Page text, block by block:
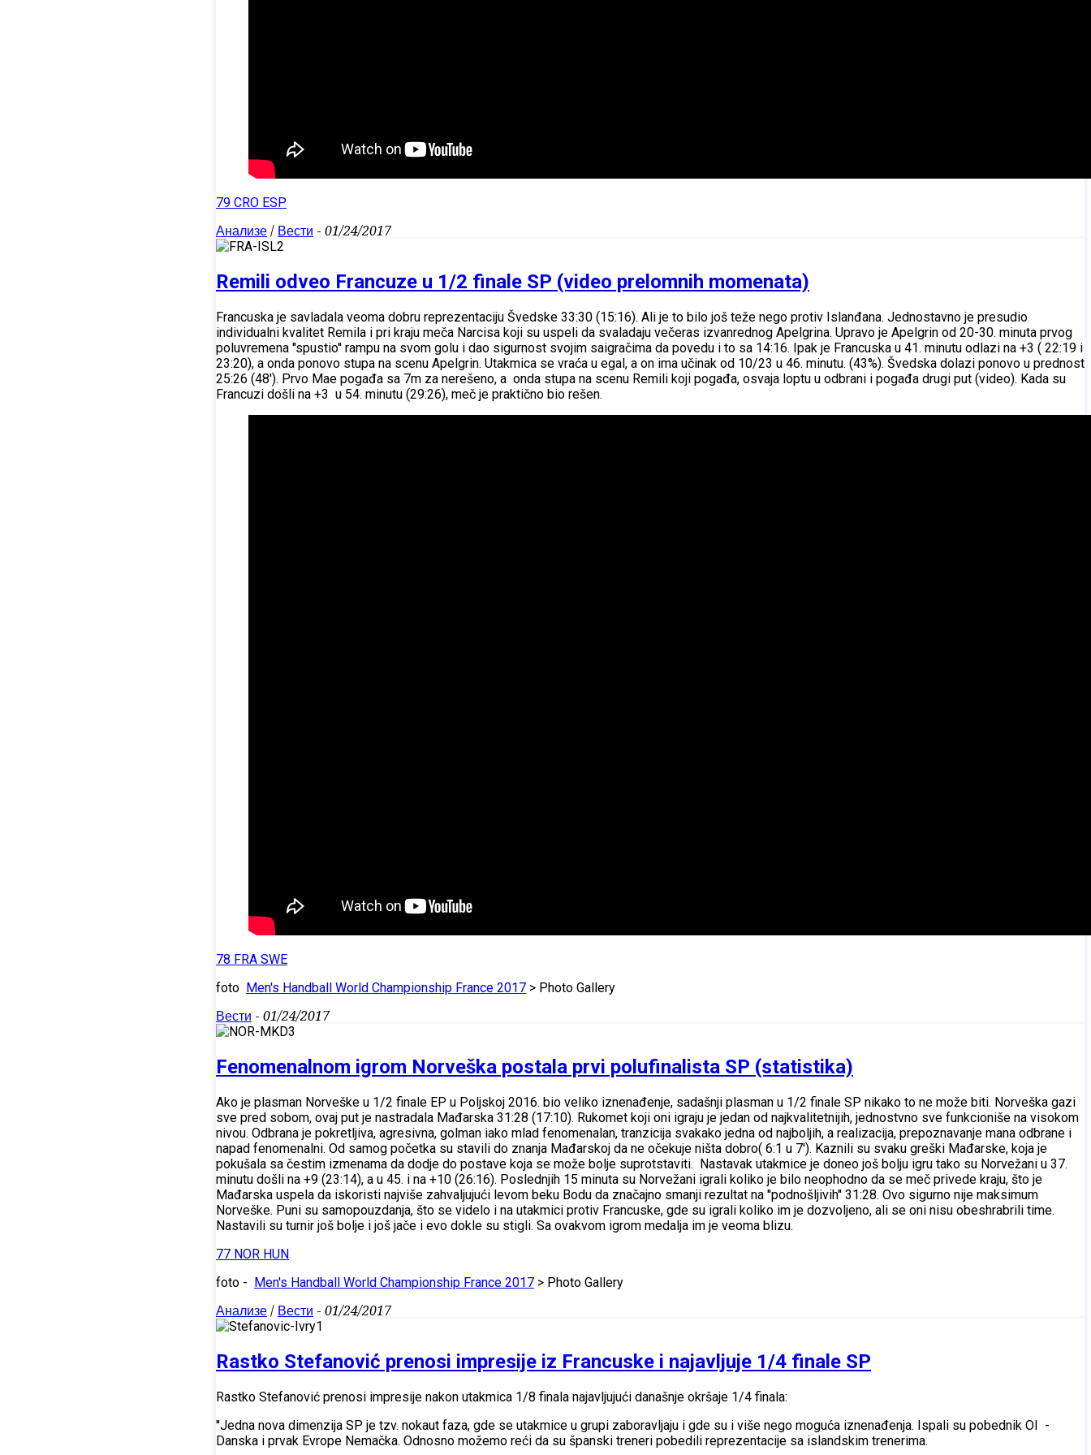
79 CRO ESP
Анализе / Вести - 01/24/2017
Remili odveo Francuze u 1/2 finale SP (video prelomnih momenata)
Francuska je savladala veoma dobru reprezentaciju Švedske 33:30 (15:16). Ali je to bilo još teže nego protiv Islanđana. Jednostavno je presudio
individualni kvalitet Remila i pri kraju meča Narcisa koji su uspeli da svaladaju večeras izvanrednog Apelgrina. Upravo je Apelgrin od 20-30. minuta prvog
poluvremena ''spustio'' rampu na svom golu i dao sigurnost svojim saigračima da povedu i to sa 14:16. Ipak je Francuska u 41. minutu odlazi na +3 ( 22:19 i
23:20), a onda ponovo stupa na scenu Apelgrin. Utakmica se vraća u egal, a on ima učinak od 10/23 u 46. minutu. (43%). Švedska dolazi ponovo u prednost
25:26 (48'). Prvo Mae pogađa sa 7m za nerešeno, a onda stupa na scenu Remili koji pogađa, osvaja loptu u odbrani i pogađa drugi put (video). Kada su
Francuzi došli na +3 u 54. minutu (29:26), meč je praktično bio rešen.
78 FRA SWE
foto Men's Handball World Championship France 2017 > Photo Gallery
Вести - 01/24/2017
Fenomenalnom igrom Norveška postala prvi polufinalista SP (statistika)
Ako je plasman Norveške u 1/2 finale EP u Poljskoj 2016. bio veliko iznenađenje, sadašnji plasman u 1/2 finale SP nikako to ne može biti. Norveška gazi
sve pred sobom, ovaj put je nastradala Mađarska 31:28 (17:10). Rukomet koji oni igraju je jedan od najkvalitetnijih, jednostvno sve funkcioniše na visokom
nivou. Odbrana je pokretljiva, agresivna, golman iako mlad fenomenalan, tranzicija svakako jedna od najboljih, a realizacija, prepoznavanje mana odbrane i
napad fenomenalni. Od samog početka su stavili do znanja Mađarskoj da ne očekuje ništa dobro( 6:1 u 7'). Kaznili su svaku greški Mađarske, koja je
pokušala sa čestim izmenama da dodje do postave koja se može bolje suprotstaviti. Nastavak utakmice je doneo još bolju igru tako su Norvežani u 37.
minutu došli na +9 (23:14), a u 45. i na +10 (26:16). Poslednjih 15 minuta su Norvežani igrali koliko je bilo neophodno da se meč privede kraju, što je
Mađarska uspela da iskoristi najviše zahvaljujući levom beku Bodu da značajno smanji rezultat na ''podnošljivih'' 31:28. Ovo sigurno nije maksimum
Norveške. Puni su samopouzdanja, što se videlo i na utakmici protiv Francuske, gde su igrali koliko im je dozvoljeno, ali se oni nisu obeshrabrili time.
Nastavili su turnir još bolje i još jače i evo dokle su stigli. Sa ovakvom igrom medalja im je veoma blizu.
77 NOR HUN
foto - Men's Handball World Championship France 2017 > Photo Gallery
Анализе / Вести - 01/24/2017
Rastko Stefanović prenosi impresije iz Francuske i najavljuje 1/4 finale SP
Rastko Stefanović prenosi impresije nakon utakmica 1/8 finala najavljujući današnje okršaje 1/4 finala:
''Jedna nova dimenzija SP je tzv. nokaut faza, gde se utakmice u grupi zaboravljaju i gde su i više nego moguća iznenađenja. Ispali su pobednik OI -
Danska i prvak Evrope Nemačka. Odnosno možemo reći da su španski treneri pobedili reprezentacije sa islandskim trenerima.